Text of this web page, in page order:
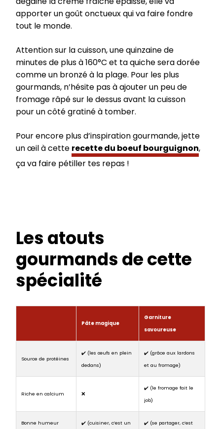
apporter un goût onctueux qui va faire fondre
tout le monde.
Attention sur la cuisson, une quinzaine de
minutes de plus à 160°C et ta quiche sera dorée
comme un bronzé à la plage. Pour les plus
gourmands, n’hésite pas à ajouter un peu de
fromage râpé sur le dessus avant la cuisson
pour un côté gratiné à tomber.
Pour encore plus d’inspiration gourmande, jette
un œil à cette recette du boeuf bourguignon,
ça va faire pétiller tes repas !
Les atouts
gourmands de cette
spécialité
Pâte magique
Garniture
savoureuse
Source de protéines
✔️ (les œufs en plein
dedans)
✔️ (grâce aux lardons
et au fromage)
Riche en calcium ❌
✔️ (le fromage fait le
job)
Bonne humeur
✔️ (cuisiner, c’est un
✔️ (se partager, c’est